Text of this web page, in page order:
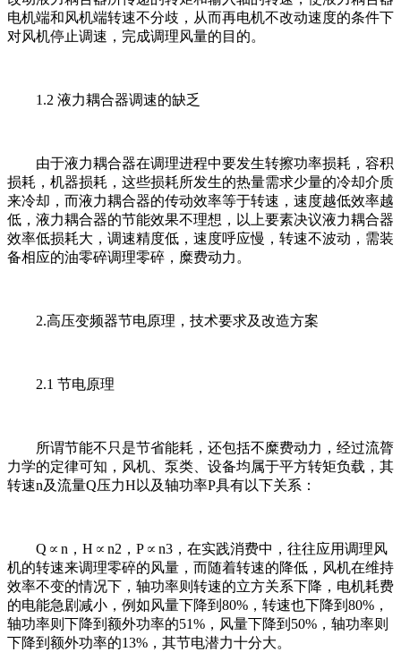
电机端和风机端转速不分歧，从而再电机不改动速度的条件下
对风机停止调速，完成调理风量的目的。
1.2 液力耦合器调速的缺乏
由于液力耦合器在调理进程中要发生转擦功率损耗，容积
损耗，机器损耗，这些损耗所发生的热量需求少量的冷却介质
来冷却，而液力耦合器的传动效率等于转速，速度越低效率越
低，液力耦合器的节能效果不理想，以上要素决议液力耦合器
效率低损耗大，调速精度低，速度呼应慢，转速不波动，需装
备相应的油零碎调理零碎，糜费动力。
2.高压变频器节电原理，技术要求及改造方案
2.1 节电原理
所谓节能不只是节省能耗，还包括不糜费动力，经过流膂
力学的定律可知，风机、泵类、设备均属于平方转矩负载，其
转速n及流量Q压力H以及轴功率P具有以下关系：
Q∝n，H∝n2，P∝n3，在实践消费中，往往应用调理风
机的转速来调理零碎的风量，而随着转速的降低，风机在维持
效率不变的情况下，轴功率则转速的立方关系下降，电机耗费
的电能急剧减小，例如风量下降到80%，转速也下降到80%，
轴功率则下降到额外功率的51%，风量下降到50%，轴功率则
下降到额外功率的13%，其节电潜力十分大。